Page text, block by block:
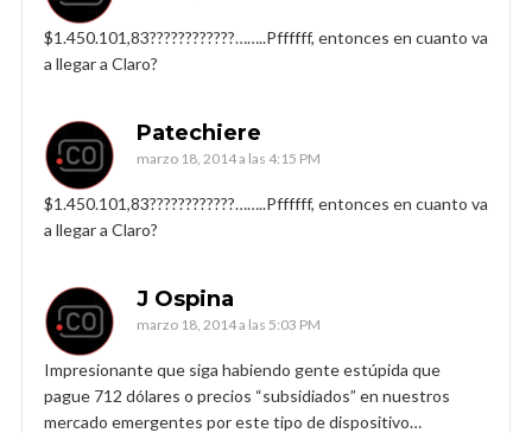
$1.450.101,83????????????……..Pffffff, entonces en cuanto va
a llegar a Claro?
Patechiere
marzo 18, 2014 a las 4:15 PM
$1.450.101,83????????????……..Pffffff, entonces en cuanto va
a llegar a Claro?
J Ospina
marzo 18, 2014 a las 5:03 PM
Impresionante que siga habiendo gente estúpida que
pague 712 dólares o precios “subsidiados” en nuestros
mercado emergentes por este tipo de dispositivo…